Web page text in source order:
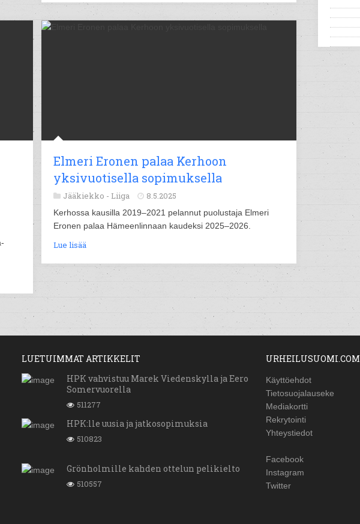
Elmeri Eronen palaa Kerhoon
yksivuotisella sopimuksella
Jääkiekko - Liiga 8.5.2025
Kerhossa kausilla 2019–2021 pelannut puolustaja Elmeri
Eronen palaa Hämeenlinnaan kaudeksi 2025–2026.
Lue lisää
LUETUIMMAT ARTIKKELIT
HPK vahvistuu Marek Viedenskylla ja Eero
Somervuorella
511277
HPK:lle uusia ja jatkosopimuksia
510823
Grönholmille kahden ottelun pelikielto
510557
URHEILUSUOMI.COM
Käyttöehdot
Tietosuojalauseke
Mediakortti
Rekrytointi
Yhteystiedot
Facebook
Instagram
Twitter